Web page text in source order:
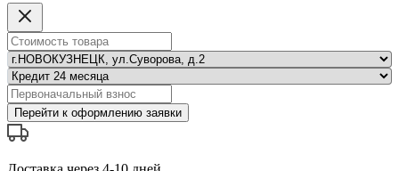
Перейти к оформлению заявки